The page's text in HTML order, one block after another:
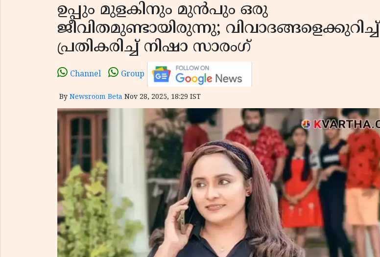
ഉപ്പും മുളകിനും മുൻപും ഒരു
ജീവിതമുണ്ടായിരുന്നു; വിവാദങ്ങളെക്കുറിച്ച്
പ്രതികരിച്ച് നിഷാ സാരംഗ്
Channel Group
By Newsroom Beta Nov 28, 2025, 18:29 IST